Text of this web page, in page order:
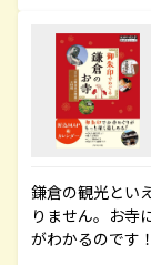
鎌倉の観光とい
りません。お寺
がわかるのです！